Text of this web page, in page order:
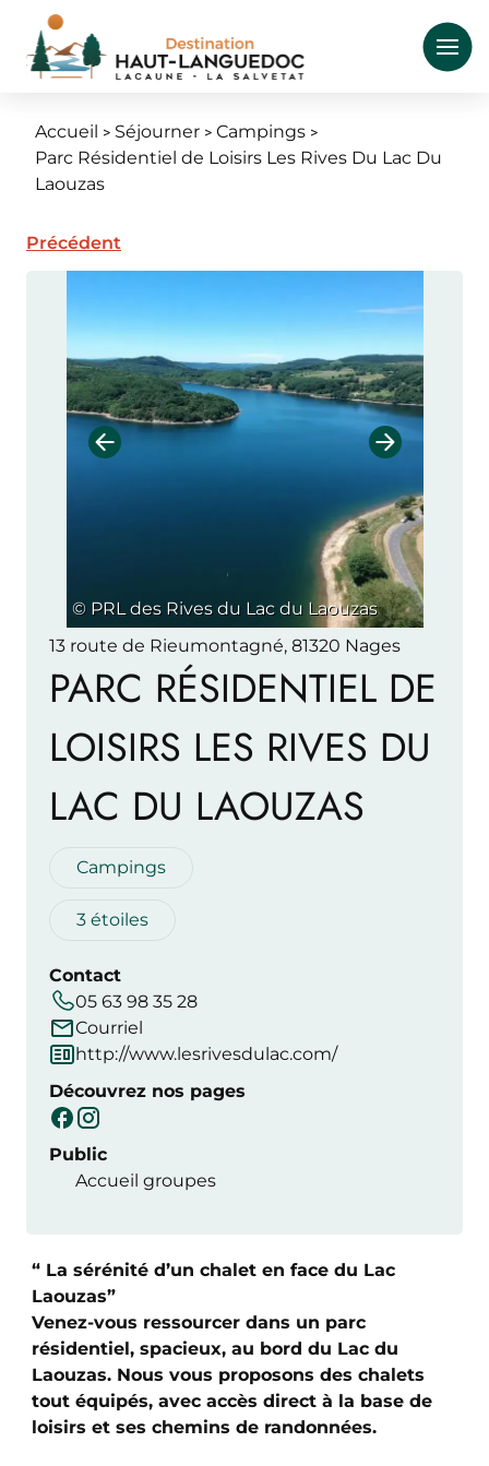
contenu
Fil
d'Ariane
Accueil Séjourner
Campings
Parc Résidentiel de Loisirs Les Rives Du Lac Du
Laouzas
Précédent
© PRL des Rives du Lac du Laouzas
13 route de Rieumontagné, 81320 Nages
PARC RÉSIDENTIEL DE
LOISIRS LES RIVES DU
LAC DU LAOUZAS
Campings
3 étoiles
Contact
05 63 98 35 28
Courriel
http://www.lesrivesdulac.com/
Découvrez nos pages
Public
Accueil groupes
“ La sérénité d’un chalet en face du Lac
Laouzas”
Venez-vous ressourcer dans un parc
résidentiel, spacieux, au bord du Lac du
Laouzas. Nous vous proposons des chalets
tout équipés, avec accès direct à la base de
loisirs et ses chemins de randonnées.